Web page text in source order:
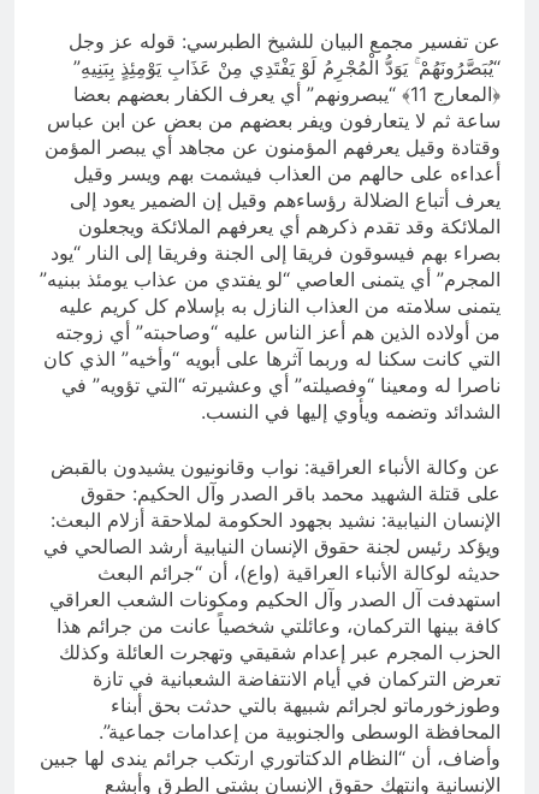
عن تفسير مجمع البيان للشيخ الطبرسي: قوله عز وجل
“يُبَصَّرُونَهُمْ ۚ يَوَدُّ الْمُجْرِمُ لَوْ يَفْتَدِي مِنْ عَذَابِ يَوْمِئِذٍ بِبَنِيهِ”
﴿المعارج 11﴾ “يبصرونهم” أي يعرف الكفار بعضهم بعضا
ساعة ثم لا يتعارفون ويفر بعضهم من بعض عن ابن عباس
وقتادة وقيل يعرفهم المؤمنون عن مجاهد أي يبصر المؤمن
أعداءه على حالهم من العذاب فيشمت بهم ويسر وقيل
يعرف أتباع الضلالة رؤساءهم وقيل إن الضمير يعود إلى
الملائكة وقد تقدم ذكرهم أي يعرفهم الملائكة ويجعلون
بصراء بهم فيسوقون فريقا إلى الجنة وفريقا إلى النار “يود
المجرم” أي يتمنى العاصي “لو يفتدي من عذاب يومئذ ببنيه”
يتمنى سلامته من العذاب النازل به بإسلام كل كريم عليه
من أولاده الذين هم أعز الناس عليه “وصاحبته” أي زوجته
التي كانت سكنا له وربما آثرها على أبويه “وأخيه” الذي كان
ناصرا له ومعينا “وفصيلته” أي وعشيرته “التي تؤويه” في
الشدائد وتضمه ويأوي إليها في النسب.
عن وكالة الأنباء العراقية: نواب وقانونيون يشيدون بالقبض
على قتلة الشهيد محمد باقر الصدر وآل الحكيم: حقوق
الإنسان النيابية: نشيد بجهود الحكومة لملاحقة أزلام البعث:
ويؤكد رئيس لجنة حقوق الإنسان النيابية أرشد الصالحي في
حديثه لوكالة الأنباء العراقية (واع)، أن “جرائم البعث
استهدفت آل الصدر وآل الحكيم ومكونات الشعب العراقي
كافة بينها التركمان، وعائلتي شخصياً عانت من جرائم هذا
الحزب المجرم عبر إعدام شقيقي وتهجرت العائلة وكذلك
تعرض التركمان في أيام الانتفاضة الشعبانية في تازة
وطوزخورماتو لجرائم شبيهة بالتي حدثت بحق أبناء
المحافظة الوسطى والجنوبية من إعدامات جماعية”.
وأضاف، أن “النظام الدكتاتوري ارتكب جرائم يندى لها جبين
الإنسانية وانتهك حقوق الإنسان بشتى الطرق وأبشع